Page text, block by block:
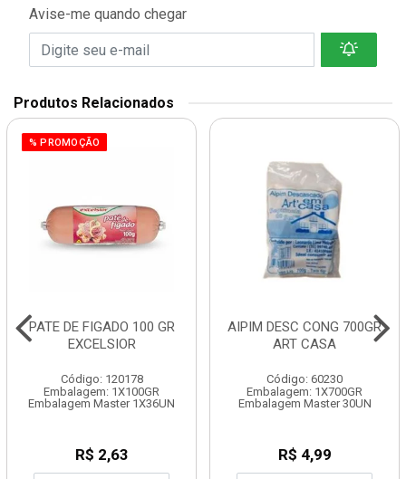
Avise-me quando chegar
Produtos Relacionados
% PROMOÇÃO
PATE DE FIGADO 100 GR
EXCELSIOR
Código: 120178
Embalagem: 1X100GR
Embalagem Master 1X36UN
R$ 2,63
AIPIM DESC CONG 700GR
ART CASA
Código: 60230
Embalagem: 1X700GR
Embalagem Master 30UN
R$ 4,99